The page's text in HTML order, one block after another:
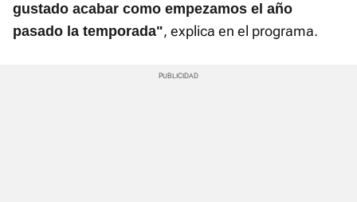
gustado acabar como empezamos el año
pasado la temporada", explica en el programa.